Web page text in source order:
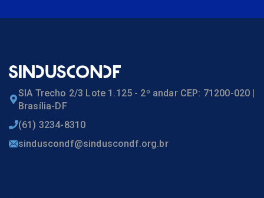
SIA Trecho 2/3 Lote 1.125 - 2º andar CEP: 71200-020 |
Brasília-DF
(61) 3234-8310
sinduscondf@sinduscondf.org.br